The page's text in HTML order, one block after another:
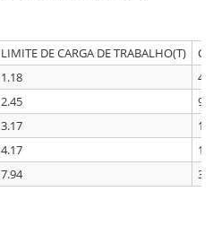
LIMITE DE CARGA DE TRABALHO(T)
1.18
2.45
9.8
3.17
4.17
7.94